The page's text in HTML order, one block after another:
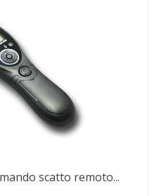
scatto remoto...